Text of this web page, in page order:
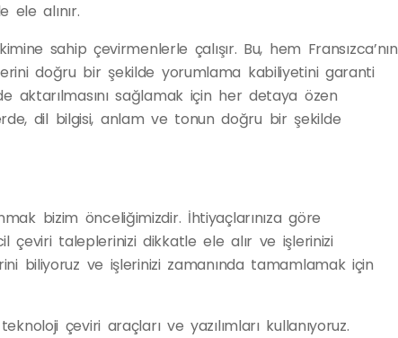
ele alınır.
sahip çevirmenlerle çalışır. Bu, hem Fransızca’nın
doğru bir şekilde yorumlama kabiliyetini garanti
aktarılmasını sağlamak için her detaya özen
dil bilgisi, anlam ve tonun doğru bir şekilde
bizim önceliğimizdir. İhtiyaçlarınıza göre
çeviri taleplerinizi dikkatle ele alır ve işlerinizi
biliyoruz ve işlerinizi zamanında tamamlamak için
çeviri araçları ve yazılımları kullanıyoruz.